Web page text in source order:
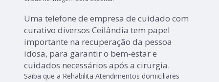
Uma telefone de empresa de cuidado com
curativo diversos Ceilândia tem papel
importante na recuperação da pessoa
idosa, para garantir o bem-estar e
cuidados necessários após a cirurgia.
Saiba que a Rehabilita Atendimentos domiciliares